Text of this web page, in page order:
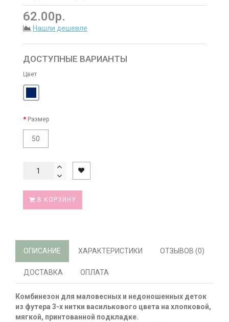
62.00р.
Нашли дешевле
ДОСТУПНЫЕ ВАРИАНТЫ
Цвет
Размер
50
В КОРЗИНУ
ОПИСАНИЕ ХАРАКТЕРИСТИКИ ОТЗЫВОВ (0)
ДОСТАВКА ОПЛАТА
Комбинезон для маловесных и недоношенных деток
из футера 3-х нитки василькового цвета на хлопковой,
мягкой, принтованной подкладке.